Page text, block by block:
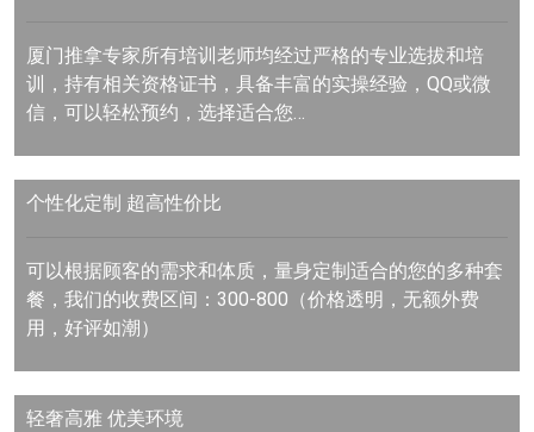
厦门推拿专家所有培训老师均经过严格的专业选拔和培
训，持有相关资格证书，具备丰富的实操经验，QQ或微
信，可以轻松预约，选择适合您…
个性化定制 超高性价比
可以根据顾客的需求和体质，量身定制适合的您的多种套
餐，我们的收费区间：300-800（价格透明，无额外费
用，好评如潮）
轻奢高雅优美环境